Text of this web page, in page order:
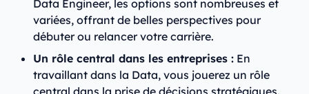
Data Engineer, les options sont nombreuses et
variées, offrant de belles perspectives pour
débuter ou relancer votre carrière.
Un rôle central dans les entreprises : En
travaillant dans la Data, vous jouerez un rôle
central dans la prise de décisions stratégiques.